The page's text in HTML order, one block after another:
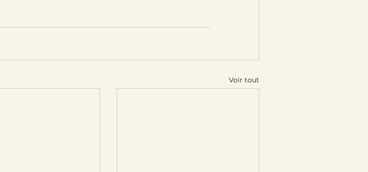
Voir tout